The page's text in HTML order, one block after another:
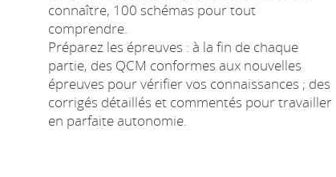
connaître, 100 schémas pour tout
comprendre.
Préparez les épreuves : à la fin de chaque
partie, des QCM conformes aux nouvelles
épreuves pour vérifier vos connaissances ; des
corrigés détaillés et commentés pour travailler
en parfaite autonomie.